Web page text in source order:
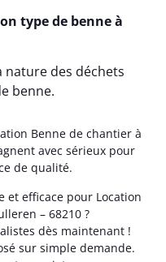
type de benne à
nature des déchets
benne.
Benne de chantier à
avec sérieux pour
de qualité.
et efficace pour Location
– 68210 ?
dès maintenant !
sur simple demande.